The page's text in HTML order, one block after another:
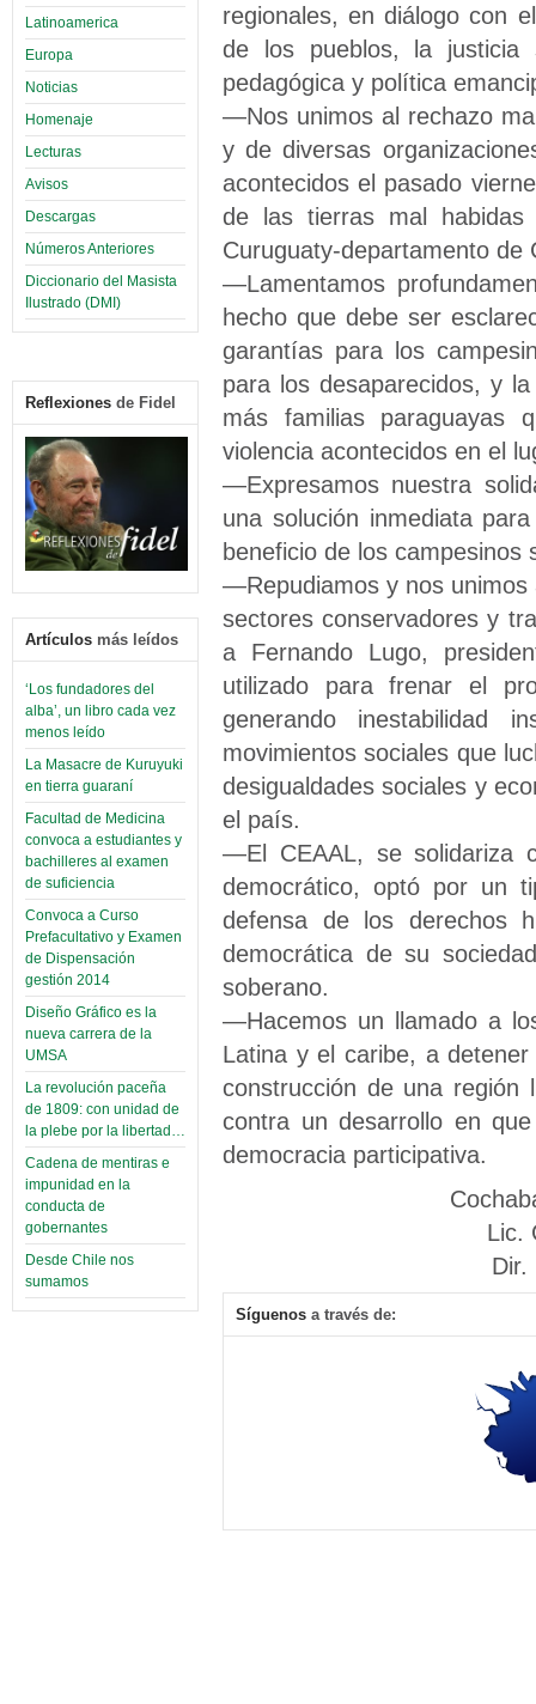
Latinoamerica
Europa
Noticias
Homenaje
Lecturas
Avisos
Descargas
Números Anteriores
Diccionario del Masista
Ilustrado (DMI)
Reflexiones de Fidel
Artículos más leídos
‘Los fundadores del
alba’, un libro cada vez
menos leído
La Masacre de Kuruyuki
en tierra guaraní
Facultad de Medicina
convoca a estudiantes y
bachilleres al examen
de suficiencia
Convoca a Curso
Prefacultativo y Examen
de Dispensación
gestión 2014
Diseño Gráfico es la
nueva carrera de la
UMSA
La revolución paceña
de 1809: con unidad de
la plebe por la libertad…
Cadena de mentiras e
impunidad en la
conducta de
gobernantes
Desde Chile nos
sumamos
regionales, en diálogo con
de los pueblos, la
pedagógica y política
—Nos unimos al rechazo
y de diversas
acontecidos el pasado
de las tierras mal
Curuguaty-departamento de
—Lamentamos
hecho que debe ser
garantías para los
para los desaparecidos, y
más familias paraguayas
violencia acontecidos en el
—Expresamos nuestra
una solución inmediata
beneficio de los campesinos
—Repudiamos y nos unimos
sectores conservadores y
a Fernando Lugo,
utilizado para frenar el
generando inestabilidad
movimientos sociales que
desigualdades sociales y
el país.
—El CEAAL, se solidariza
democrático, optó por un
defensa de los derechos
democrática de su
soberano.
—Hacemos un llamado a
Latina y el caribe, a
construcción de una
contra un desarrollo en
democracia participativa.
Lic.
Dir.
Síguenos a través de: